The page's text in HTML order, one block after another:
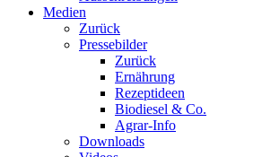
Medien
Zurück
Pressebilder
Zurück
Ernährung
Rezeptideen
Biodiesel & Co.
Agrar-Info
Downloads